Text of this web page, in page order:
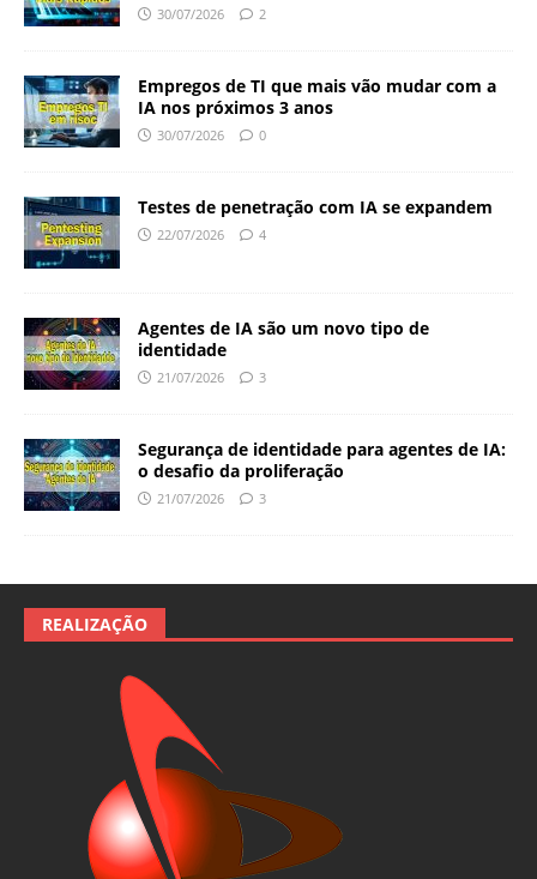
30/07/2026 2
Empregos de TI que mais vão mudar com a
IA nos próximos 3 anos
30/07/2026 0
Testes de penetração com IA se expandem
22/07/2026 4
Agentes de IA são um novo tipo de
identidade
21/07/2026 3
Segurança de identidade para agentes de IA:
o desafio da proliferação
21/07/2026 3
REALIZAÇÃO